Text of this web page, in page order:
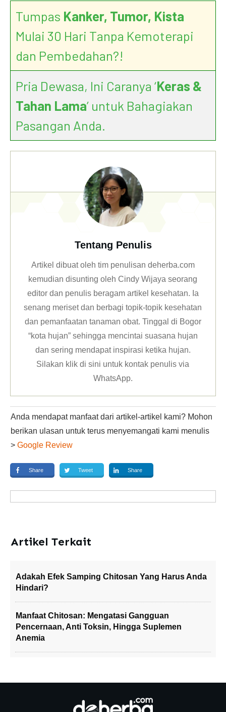
Tumpas Kanker, Tumor, Kista
Mulai 30 Hari Tanpa Kemoterapi
dan Pembedahan?!
Pria Dewasa, Ini Caranya ‘Keras &
Tahan Lama’ untuk Bahagiakan
Pasangan Anda.
Tentang Penulis
Artikel dibuat oleh tim penulisan deherba.com
kemudian disunting oleh Cindy Wijaya seorang
editor dan penulis beragam artikel kesehatan. Ia
senang meriset dan berbagi topik-topik kesehatan
dan pemanfaatan tanaman obat. Tinggal di Bogor
“kota hujan” sehingga mencintai suasana hujan
dan sering mendapat inspirasi ketika hujan.
Silakan klikdi sini untuk kontak penulis via
WhatsApp.
Anda mendapat manfaat dari artikel-artikel kami? Mohon
berikan ulasan untuk terus menyemangati kami menulis
> Google Review
Share Tweet Share
Artikel Terkait
Adakah Efek Samping Chitosan Yang Harus Anda
Hindari?
Manfaat Chitosan: Mengatasi Gangguan
Pencernaan, Anti Toksin, Hingga Suplemen
Anemia